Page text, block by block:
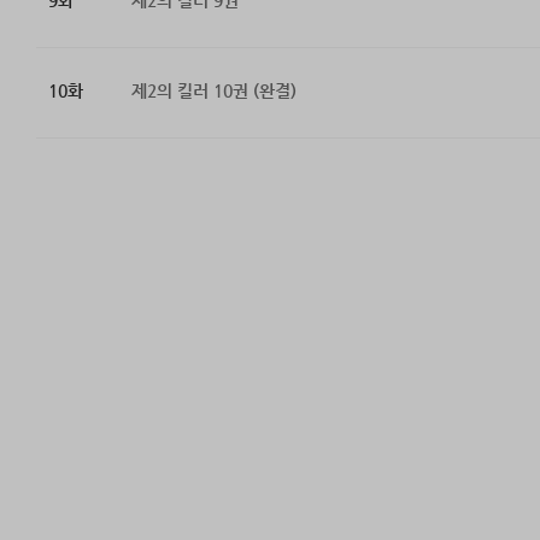
10화 제2의 킬러 10권 (완결)